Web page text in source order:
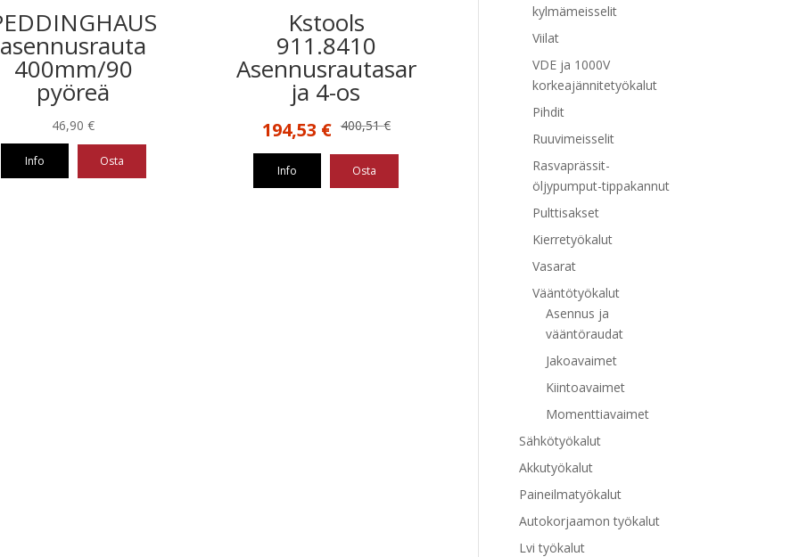
asennusrauta
400mm/90
pyöreä
46,90€
Info Osta
Kstools
911.8410
Asennusrautasar
ja 4-os
400,51€
Alkuperäinen
400,51 €.
194,53 €
Nykyinen
194,53 €.
Info Osta
kylmämeisselit
Viilat
VDE ja 1000V
korkeajännitetyökalut
Pihdit
Ruuvimeisselit
Rasvaprässit-
öljypumput-tippakannut
Pulttisakset
Kierretyökalut
Vasarat
Vääntötyökalut
Asennus ja
vääntöraudat
Jakoavaimet
Kiintoavaimet
Momenttiavaimet
Sähkötyökalut
Akkutyökalut
Paineilmatyökalut
Autokorjaamon työkalut
Lvi työkalut